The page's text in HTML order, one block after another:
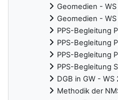
Geomedien -
Geomedien -
PPS-Begleitung
PPS-Begleitung
PPS-Begleitung
PPS-Begleitung
DGB in GW - WS
Methodik der